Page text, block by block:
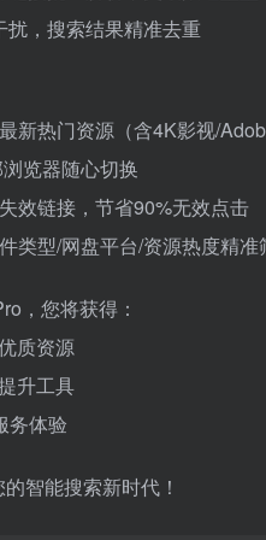
扰，搜索结果精准去重
新热门资源（含4K影视/
览器随心切换
效链接，节省90%无效点击
类型/网盘平台/资源热度精准
，您将获得：
质资源
升工具
务体验
智能搜索新时代！